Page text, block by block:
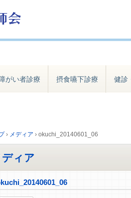
がい者診療 摂食嚥下診療 健診
› メディア › okuchi_20140601_06
ディア